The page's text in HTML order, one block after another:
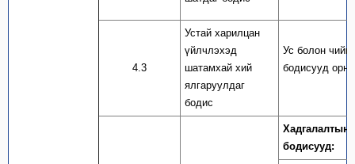
4.3
Устай харилцан
үйлчлэхэд
шатамхай хий
ялгаруулдаг
бодис
Ус болон
бодисууд
Хадгалалтын
бодисууд: